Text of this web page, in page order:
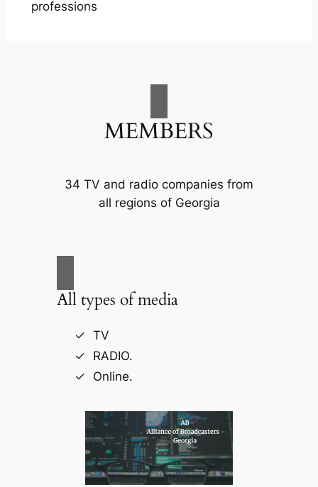
professions
MEMBERS
34 TV and radio companies from
all regions of Georgia
All types of media
TV
RADIO.
Online.